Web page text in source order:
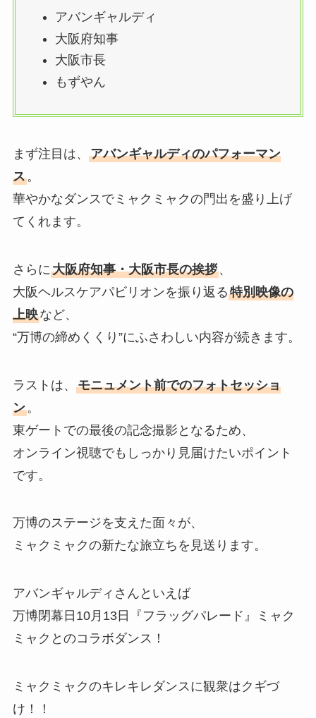
アバンギャルディ
大阪府知事
大阪市長
もずやん
まず注目は、 アバンギャルディのパフォーマン
ス。
華やかなダンスでミャクミャクの門出を盛り上げ
てくれます。
さらに大阪府知事・大阪市長の挨拶、
大阪ヘルスケアパビリオンを振り返る特別映像の
上映など、
“万博の締めくくり”にふさわしい内容が続きます。
ラストは、 モニュメント前でのフォトセッショ
ン。
東ゲートでの最後の記念撮影となるため、
オンライン視聴でもしっかり見届けたいポイント
です。
万博のステージを支えた面々が、
ミャクミャクの新たな旅立ちを見送ります。
アバンギャルディさんといえば
万博閉幕日10月13日『フラッグパレード』ミャク
ミャクとのコラボダンス！
ミャクミャクのキレキレダンスに観衆はクギづ
け！！